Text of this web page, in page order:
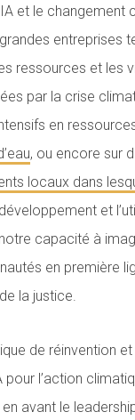
et le
ressources et les
par la crise
en
, ou encore sur
locaux dans
et
capacité à
en première
la justice.
de réinvention
pour l’action
avant le